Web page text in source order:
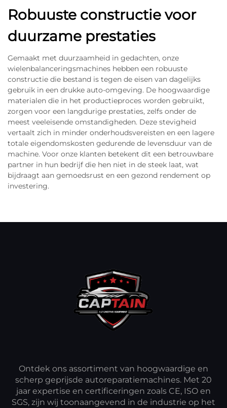
Robuuste constructie voor
duurzame prestaties
Gemaakt met duurzaamheid in gedachten, onze
wielenbalanceringsmachines hebben een robuuste
constructie die bestand is tegen de eisen van dagelijks
gebruik in een drukke auto-omgeving. De hoogwaardige
materialen die in het productieproces worden gebruikt,
zorgen voor een langdurige prestaties, zelfs onder de
meest veeleisende omstandigheden. Deze stevigheid
vertaalt zich in minder onderhoudsvereisten en een lagere
totale eigendomskosten gedurende de levensduur van de
machine. Voor onze klanten betekent dit een betrouwbare
partner in hun bedrijf die hen niet in de steek laat, wat
bijdraagt aan gemoedsrust en een gezond rendement op
investering.
Ontdek ons assortiment van hoogwaardige en
scherp geprijsde autoreparatiemachines. Met 20
jaar expertise en certificeringen zoals CE, ISO en
SGS, zijn wij toonaangevend in de industrie op het